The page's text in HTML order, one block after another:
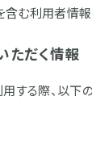
含む利用者情
ただく情報
する際、以下